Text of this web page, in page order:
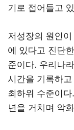
기로 접어들고
저성장의 원인
에 있다고 진단
준이다. 우리나
시간을 기록하
최하위 수준이
년을 거치며 악